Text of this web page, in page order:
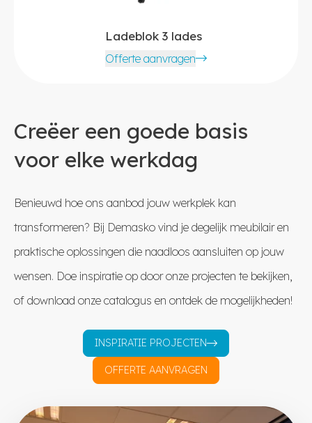
Ladeblok 3 lades
Offerte aanvragen
Creëer een goede basis
voor elke werkdag
Benieuwd hoe ons aanbod jouw werkplek kan
transformeren? Bij Demasko vind je degelijk meubilair en
praktische oplossingen die naadloos aansluiten op jouw
wensen. Doe inspiratie op door onze projecten te bekijken,
of download onze catalogus en ontdek de mogelijkheden!
INSPIRATIE PROJECTEN
OFFERTE AANVRAGEN